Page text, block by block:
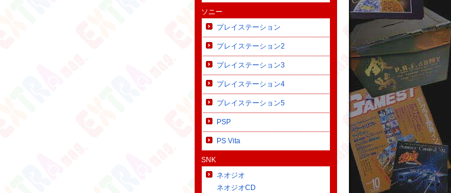
ソニー
プレイステーション
プレイステーション2
プレイステーション3
プレイステーション4
プレイステーション5
PSP
PS Vita
SNK
ネオジオ
ネオジオCD